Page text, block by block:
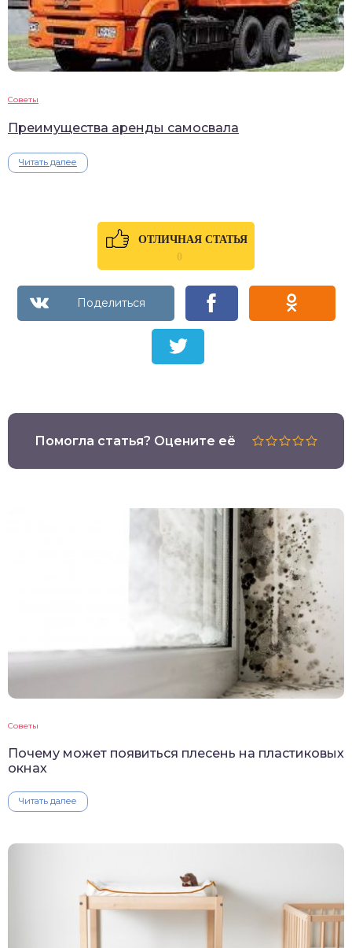
Советы
Преимущества аренды самосвала
Читать далее
ОТЛИЧНАЯ СТАТЬЯ
0
Помогла статья? Оцените её
Советы
Почему может появиться плесень на пластиковых
окнах
Читать далее